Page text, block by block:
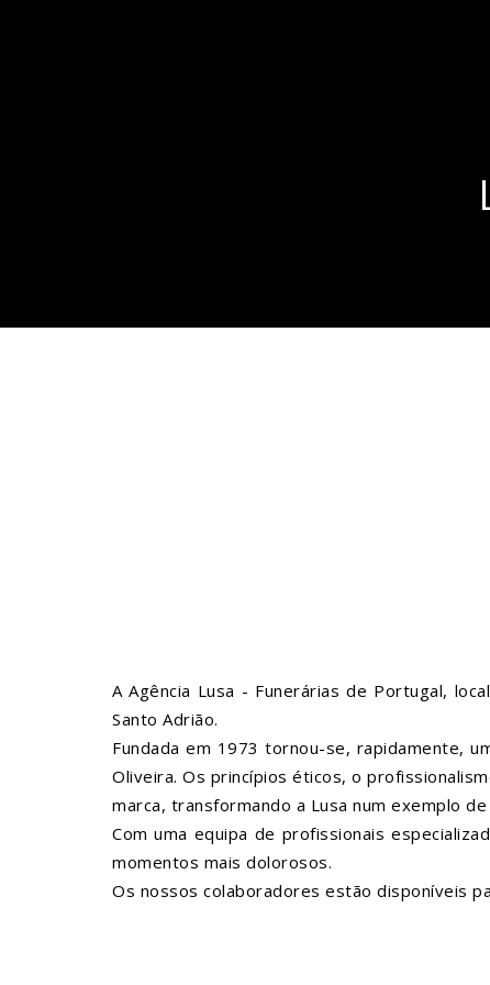
A Agência Lusa - Funerárias de Portugal,
Santo Adrião.
Fundada em 1973 tornou-se, rapidamente,
Oliveira. Os princípios éticos, o
marca, transformando a Lusa num exemplo
Com uma equipa de profissionais
momentos mais dolorosos.
Os nossos colaboradores estão disponíveis